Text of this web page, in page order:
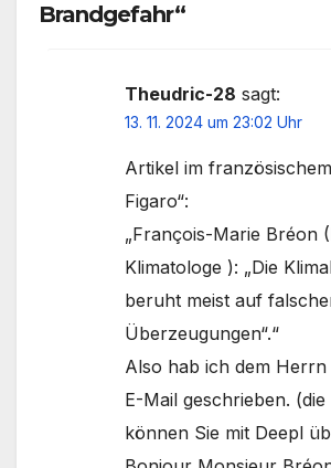
Brandgefahr“
Theudric-28 sagt:
13. 11. 2024 um 23:02 Uhr
Artikel im
Figaro“:
„François-Marie Bréon
Klimatologe ): „Die
beruht meist auf
Überzeugungen“.“
Also hab ich dem
E-Mail geschrieben. (die
können Sie mit Deepl